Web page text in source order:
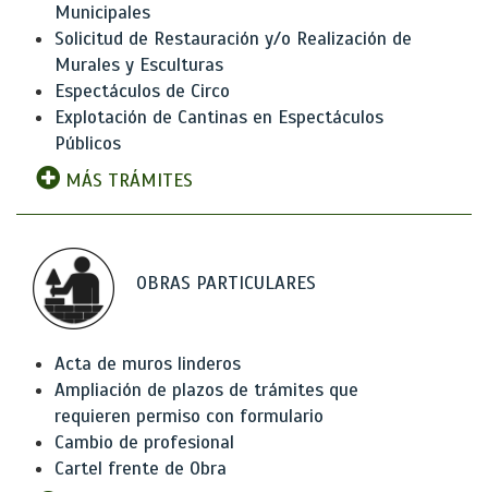
Municipales
Solicitud de Restauración y/o Realización de
Murales y Esculturas
Espectáculos de Circo
Explotación de Cantinas en Espectáculos
Públicos
MÁS TRÁMITES
OBRAS PARTICULARES
Acta de muros linderos
Ampliación de plazos de trámites que
requieren permiso con formulario
Cambio de profesional
Cartel frente de Obra